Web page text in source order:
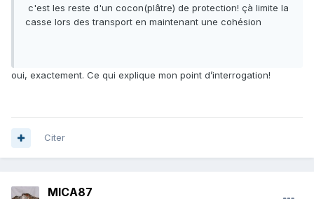
c'est les reste d'un cocon(plâtre) de protection! çà limite la
casse lors des transport en maintenant une cohésion
oui, exactement. Ce qui explique mon point d’interrogation!
Citer
MICA87